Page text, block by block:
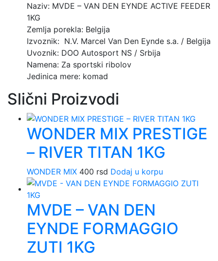
Naziv: MVDE – VAN DEN EYNDE ACTIVE FEEDER
1KG
Zemlja porekla: Belgija
Izvoznik: N.V. Marcel Van Den Eynde s.a. / Belgija
Uvoznik: DOO Autosport NS / Srbija
Namena: Za sportski ribolov
Jedinica mere: komad
Slični Proizvodi
WONDER MIX PRESTIGE
– RIVER TITAN 1KG
WONDER MIX 400 rsd Dodaj u korpu
MVDE – VAN DEN
EYNDE FORMAGGIO
ZUTI 1KG